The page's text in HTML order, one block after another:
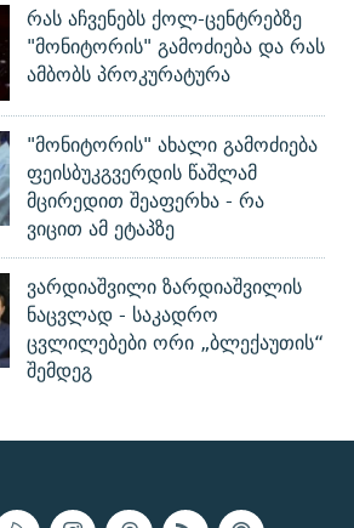
რას აჩვენებს ქოლ-ცენტრებზე
"მონიტორის" გამოძიება და რას
ამბობს პროკურატურა
"მონიტორის" ახალი გამოძიება
ფეისბუკგვერდის წაშლამ
მცირედით შეაფერხა - რა
ვიცით ამ ეტაპზე
ვარდიაშვილი ზარდიაშვილის
ნაცვლად - საკადრო
ცვლილებები ორი „ბლექაუთის“
შემდეგ